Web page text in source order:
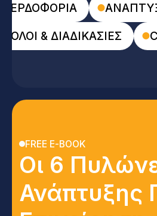
ΚΕΡΔΟΦΟΡΙΑ
ΡΟΛΟΙ & ΔΙΑΔΙΚΑΣΙΕΣ
FREE E-BOOK
Οι 6
Ανάπτυξης